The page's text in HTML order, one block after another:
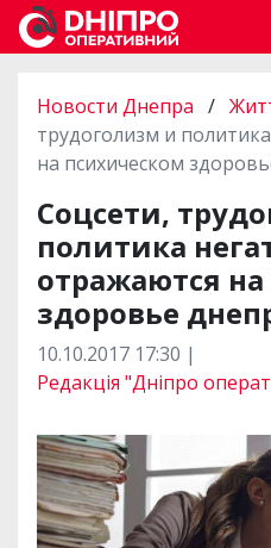
Новости Днепра /
трудоголизм и
на психическом
Соцсети,
политика
отражаются
здоровье
10.10.2017 17:30 |
Редакція "Дніпро